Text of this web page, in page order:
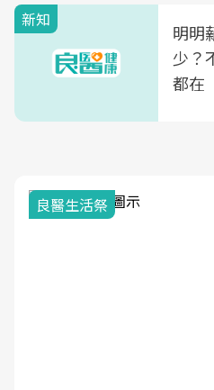
新知
明明
少？
都在
良醫生活祭